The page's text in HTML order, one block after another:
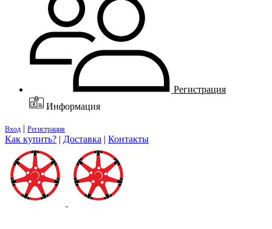
Регистрация
Информация
Вход | Регистрация
Как купить? | Доставка | Контакты